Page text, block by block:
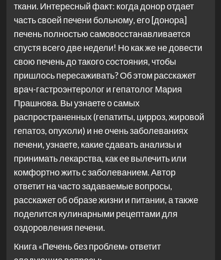
ткани. Интересный факт: когда донор отдает
часть своей печени больному, его [донора]
печень полностью самовосстанавливается
спустя всего две недели! Но как же не довести
свою печень до такого состояния, чтобы
пришлось пересаживать? Об этом расскажет
врач-гастроэнтеролог и гепатолог Мария
Прашнова. Вы узнаете о самых
распространенных (гепатиты, цирроз, жировой
гепатоз, опухоли) и не очень заболеваниях
печени, узнаете, какие сдавать анализы и
принимать лекарства, как ее вылечить или
комфортно жить с заболеванием. Автор
ответит на часто задаваемые вопросы,
расскажет об образе жизни и питании, а также
поделится кулинарными рецептами для
оздоровления печени.
Книга «Печень без проблем» ответит